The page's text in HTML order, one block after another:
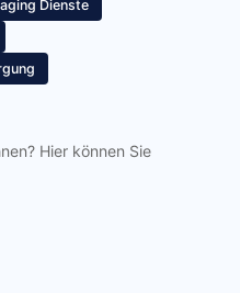
Dienste
Hier können Sie